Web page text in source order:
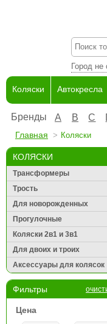
Город не
Коляски Автокресла
Бренды A B C
Главная Коляски
КОЛЯСКИ
Трансформеры
Трость
Для новорожденных
Прогулочные
Коляски 2в1 и 3в1
Для двоих и троих
Аксессуары для колясок
Фильтры
Цена